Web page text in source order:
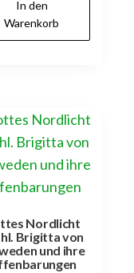
In den
Warenkorb
Nordlicht
Brigitta von
und ihre